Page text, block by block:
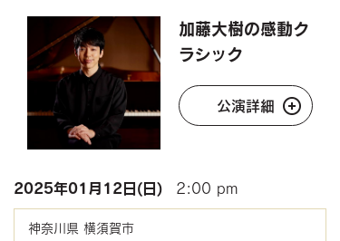
加藤大樹の感動ク
ラシック
公演詳細
2025年01月12日(日) 2:00 pm
神奈川県 横須賀市